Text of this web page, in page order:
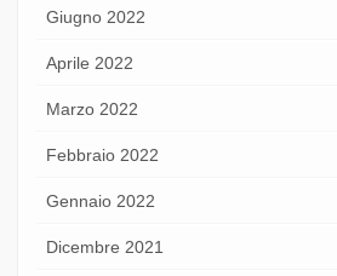
Giugno 2022
Aprile 2022
Marzo 2022
Febbraio 2022
Gennaio 2022
Dicembre 2021